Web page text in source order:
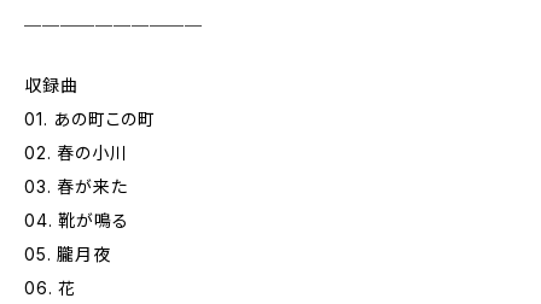
収録曲
01. あの町この町
02. 春の小川
03. 春が来た
04. 靴が鳴る
05. 朧月夜
06. 花